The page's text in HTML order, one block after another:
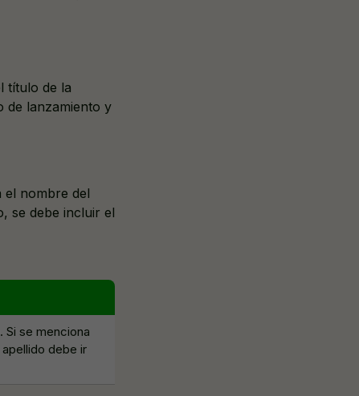
título de la
de lanzamiento y
el nombre del
se debe incluir el
Si se menciona
debe ir